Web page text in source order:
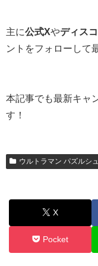
主に公式Xやディス
ントをフォローして
本記事でも最新キャ
す！
ウルトラマン パズルシ
X
Pocket